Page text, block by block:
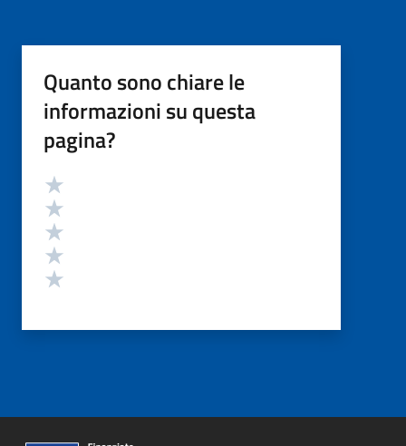
Quanto sono chiare le
informazioni su questa
pagina?
Valutazione